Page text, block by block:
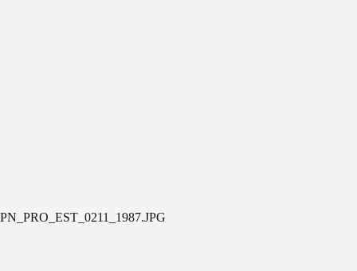
PN_PRO_EST_0211_1987.JPG